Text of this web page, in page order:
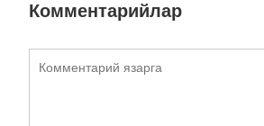
Комментарийлар